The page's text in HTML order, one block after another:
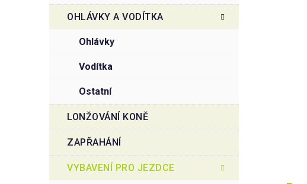
OHLÁVKY A VODÍTKA
ohlávky
vodítka
ostatní
LONŽOVÁNÍ KONĚ
ZAPŘAHÁNÍ
VYBAVENÍ PRO JEZDCE